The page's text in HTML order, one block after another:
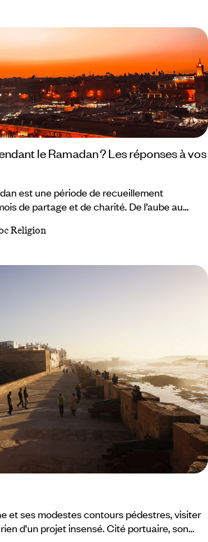
le Ramadan ? Les réponses à vos
est une période de recueillement
de partage et de charité. De l’aube au
aussi un moment empreint de joie et de
à visiter le pays à cette période ?
Religion
et ses modestes contours pédestres, visiter
d’un projet insensé. Cité portuaire, son